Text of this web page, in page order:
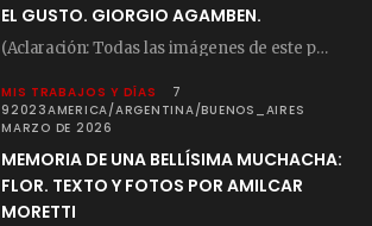
EL GUSTO. GIORGIO AGAMBEN.
(Aclaración: Todas las imágenes de este posteo fueron tomadas de Bloghemia.com, y todos los…
MIS TRABAJOS Y DÍAS
7
92023AMERICA/ARGENTINA/BUENOS_AIRES
MARZO DE 2026
MEMORIA DE UNA BELLÍSIMA MUCHACHA:
FLOR. TEXTO Y FOTOS POR AMILCAR
MORETTI